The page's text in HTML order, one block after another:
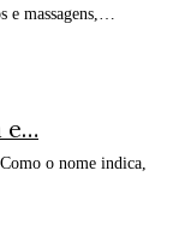
e massagens,…
e…
o nome indica,